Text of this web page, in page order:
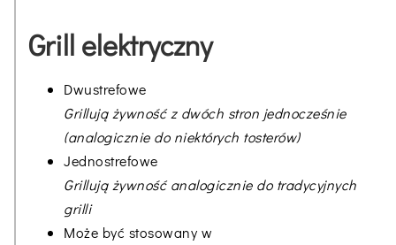
Grill elektryczny
Dwustrefowe
Grillują żywność z dwóch stron jednocześnie
(analogicznie do niektórych tosterów)
Jednostrefowe
Grillują żywność analogicznie do tradycyjnych
grilli
Może być stosowany w